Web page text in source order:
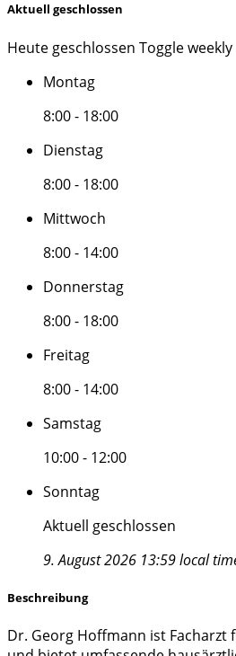
Aktuell geschlossen
Heute geschlossen Toggle
Montag
8:00 - 18:00
Dienstag
8:00 - 18:00
Mittwoch
8:00 - 14:00
Donnerstag
8:00 - 18:00
Freitag
8:00 - 14:00
Samstag
10:00 - 12:00
Sonntag
Aktuell geschlossen
9. August 2026 13:59 local
Beschreibung
Dr. Georg Hoffmann ist Facharzt